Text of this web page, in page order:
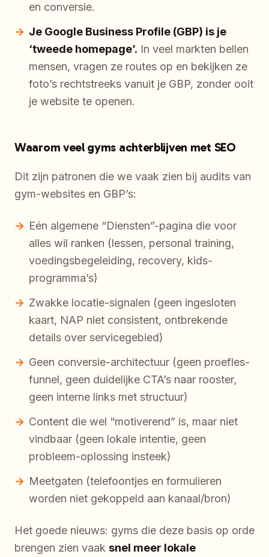
en conversie.
Je Google Business Profile (GBP) is je
‘tweede homepage’. In veel markten bellen
mensen, vragen ze routes op en bekijken ze
foto’s rechtstreeks vanuit je GBP, zonder ooit
je website te openen.
Waarom veel gyms achterblijven met SEO
Dit zijn patronen die we vaak zien bij audits van
gym-websites en GBP’s:
Eén algemene “Diensten”-pagina die voor
alles wil ranken (lessen, personal training,
voedingsbegeleiding, recovery, kids-
programma’s)
Zwakke locatie-signalen (geen ingesloten
kaart, NAP niet consistent, ontbrekende
details over servicegebied)
Geen conversie-architectuur (geen proefles-
funnel, geen duidelijke CTA’s naar rooster,
geen interne links met structuur)
Content die wel “motiverend” is, maar niet
vindbaar (geen lokale intentie, geen
probleem-oplossing insteek)
Meetgaten (telefoontjes en formulieren
worden niet gekoppeld aan kanaal/bron)
Het goede nieuws: gyms die deze basis op orde
brengen zien vaak snel meer lokale